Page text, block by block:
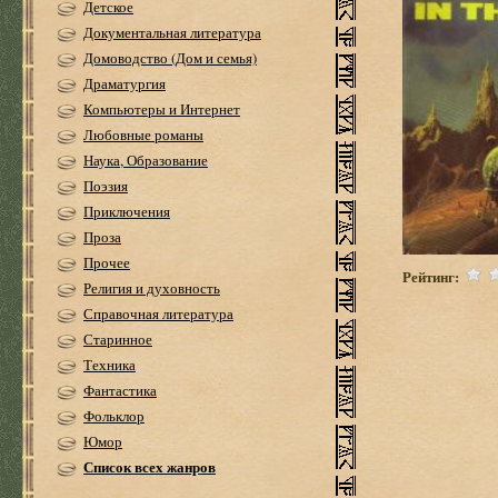
Детское
Документальная литература
Домоводство (Дом и семья)
Драматургия
Компьютеры и Интернет
Любовные романы
Наука, Образование
Поэзия
Приключения
Проза
Прочее
Религия и духовность
Справочная литература
Старинное
Техника
Фантастика
Фольклор
Юмор
Список всех жанров
Рейтинг: